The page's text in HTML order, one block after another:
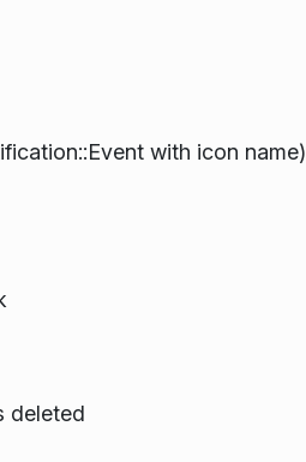
with icon name)
deleted